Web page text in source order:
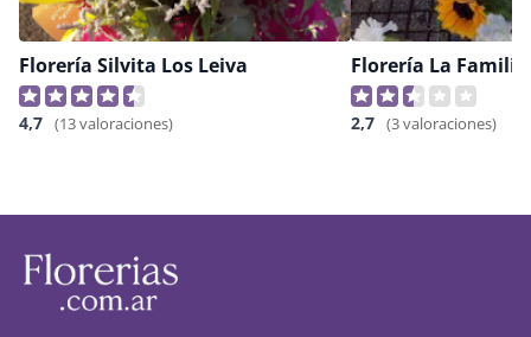
Florería Silvita Los Leiva
4,7 (13 valoraciones)
Florería La Familia
2,7 (3 valoraciones)